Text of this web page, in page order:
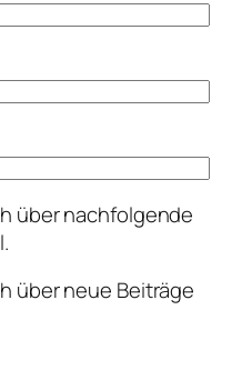
über nachfolgende
über neue Beiträge